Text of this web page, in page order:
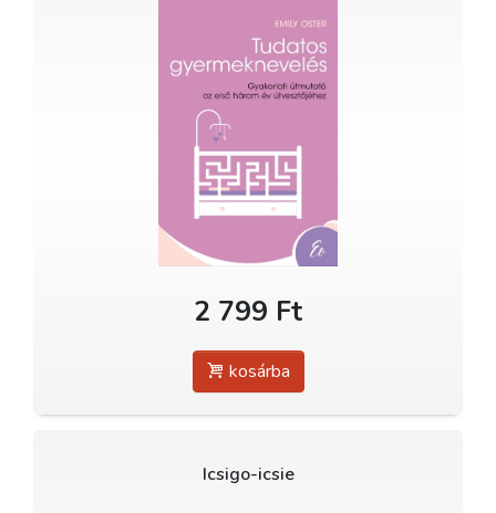
2 799 Ft
kosárba
Icsigo-icsie